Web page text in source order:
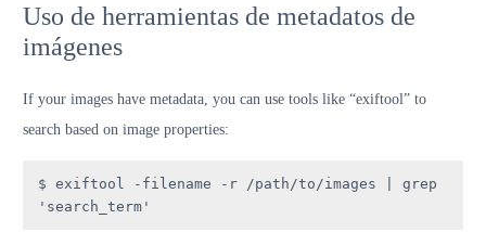
Uso de herramientas de metadatos de
imágenes
If your images have metadata, you can use tools like “exiftool” to
search based on image properties:
$ exiftool -filename -r /path/to/images | grep
'search_term'